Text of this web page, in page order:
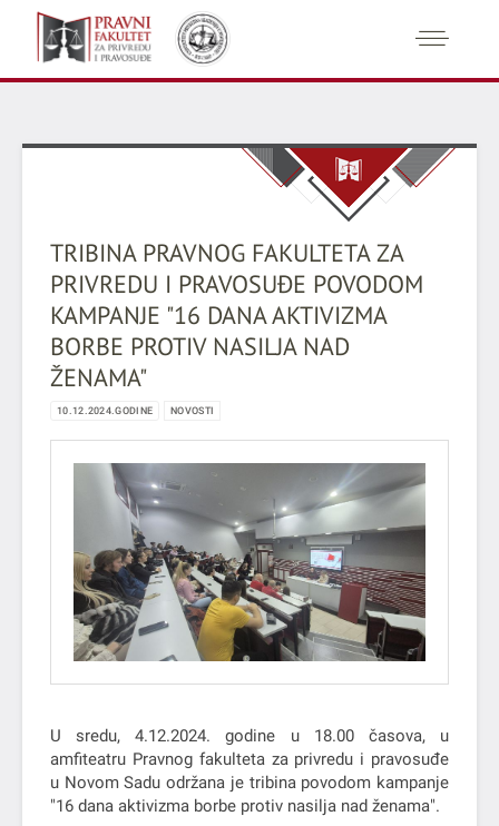
TRIBINA PRAVNOG FAKULTETA ZA
PRIVREDU I PRAVOSUĐE POVODOM
KAMPANJE "16 DANA AKTIVIZMA
BORBE PROTIV NASILJA NAD
ŽENAMA"
10.12.2024.GODINE NOVOSTI
U sredu, 4.12.2024. godine u 18.00 časova, u
amfiteatru Pravnog fakulteta za privredu i pravosuđe
u Novom Sadu održana je tribina povodom kampanje
"16 dana aktivizma borbe protiv nasilja nad ženama".